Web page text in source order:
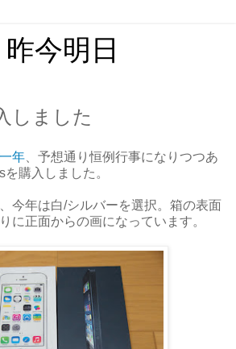
今明日
しました
年 、予想通り恒例行事になりつつあ
購入しました。
今年は白/シルバーを選択。箱の表面
に正面からの画になっています。